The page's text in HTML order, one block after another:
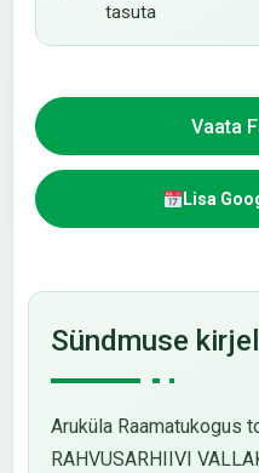
tasuta
Vaata
Lisa
Sündmuse
Aruküla Raamatukogus
RAHVUSARHIIVI